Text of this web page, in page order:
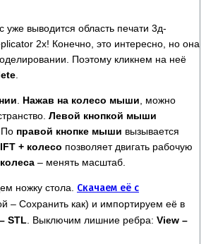
выводится область печати 3д-
2x! Конечно, это интересно, но она
Поэтому кликнем на неё
Нажав на колесо мыши , можно
Левой кнопкой мыши
По правой кнопке мыши вызывается
+ колесо позволяет двигать рабочую
– менять масштаб.
ножку стола. Скачаем её с
– Сохранить как) и импортируем её в
STL . Выключим лишние ребра: View –